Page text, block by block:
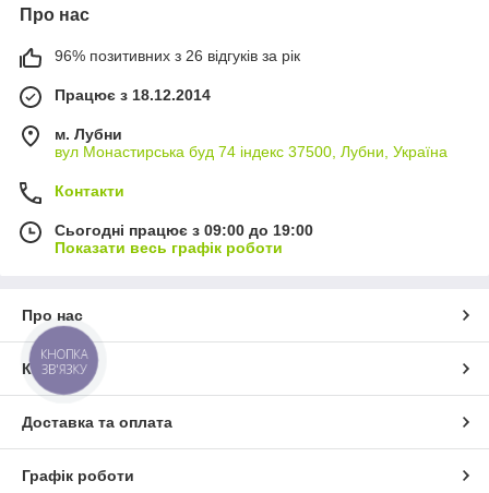
Про нас
96% позитивних з 26 відгуків за рік
Працює з 18.12.2014
м. Лубни
вул Монастирська буд 74 індекс 37500, Лубни, Україна
Контакти
Сьогодні працює з 09:00 до 19:00
Показати весь графік роботи
Про нас
Контакти
Доставка та оплата
Графік роботи
КНОПКА
ЗВ'ЯЗКУ